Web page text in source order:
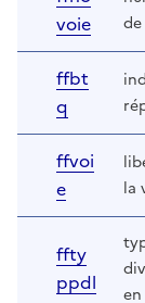
voie
ffbt
q
ffvoi
e
la
ffty
ppdl